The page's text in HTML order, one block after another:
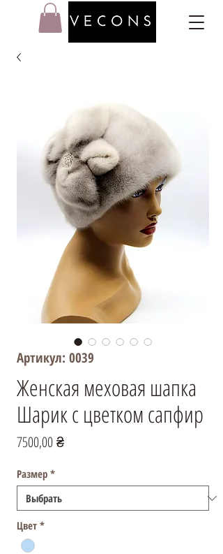
Артикул: 0039
Женская меховая шапка
Шарик с цветком сапфир
7500,00 ₴Цена
Размер *
Цвет *